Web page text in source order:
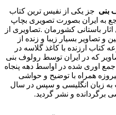
بنی جز یکی از نفیس ترین کتاب
به ایران بصورت تصویری بچاپ
باستانی کشورمان .تصاویری از
تصاویر بسیار زیبا و زنده از
کتاب ارزنده با کاغذ گلاسه در
تصاویر که در ایران توسط رولوف بنی
اوری شده در اواسط دهه پنجاه
همراه با توضیح و حواشی
به زبان انگلیسی و سپس در سال
برگردانده و نشر گردید.